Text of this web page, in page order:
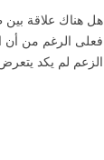
هل هناك علاقة بين
فعلى الرغم من أن
الزعم لم يكد